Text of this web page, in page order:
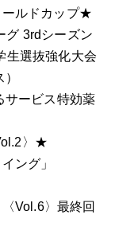
ルドカップ★
グ 3rdシーズン
生選抜強化大会
サービス特効薬
〉 ★
ング」
Vol.6〉最終回